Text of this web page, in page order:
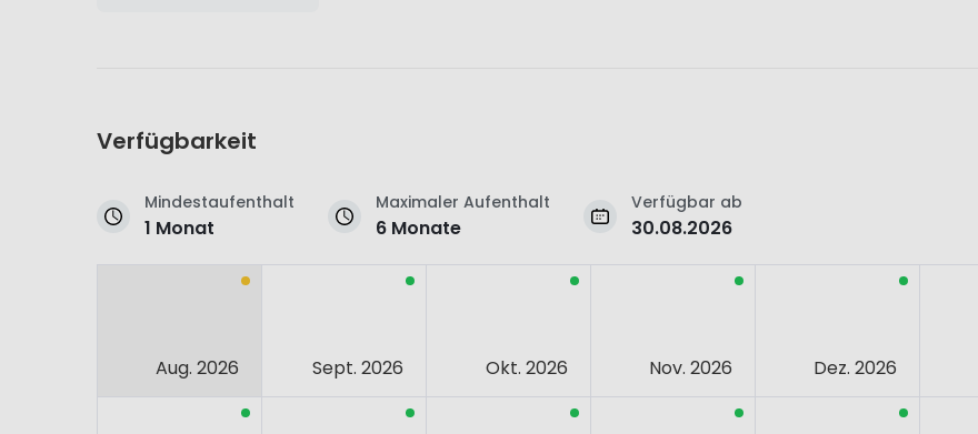
Verfügbarkeit
Mindestaufenthalt
1 Monat
Maximaler Aufenthalt
6 Monate
Verfügbar ab
30.08.2026
Aug. 2026 Sept. 2026 Okt. 2026 Nov. 2026 Dez. 2026